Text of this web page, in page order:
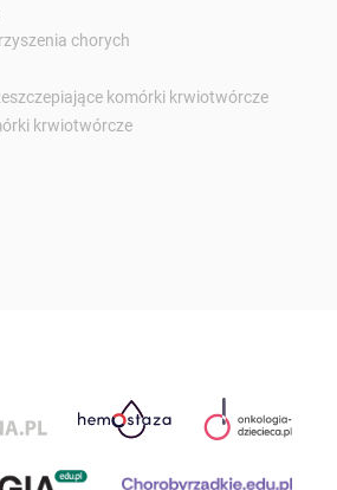
chorych
komórki krwiotwórcze
krwiotwórcze